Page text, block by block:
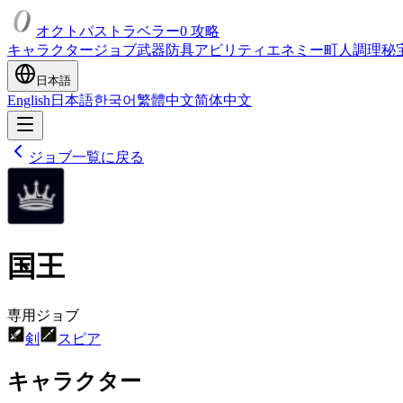
オクトパストラベラー0 攻略
キャラクタージョブ武器防具アビリティ エネミー町人 調理秘
日本語
English 日本語한국어繁體中文简体中文
ジョブ一覧に戻る
国王
専用ジョブ
剣
スピア
キャラクター